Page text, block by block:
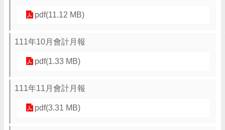
pdf(11.12 MB)
111年10月會計月報
pdf(1.33 MB)
111年11月會計月報
pdf(3.31 MB)